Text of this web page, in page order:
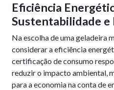
Eficiência
Sustentabilidade e
Na escolha de uma geladeira
considerar a eficiência
certificação de consumo
reduzir o impacto ambiental,
para a economia na conta de